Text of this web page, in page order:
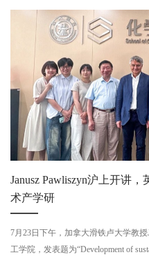
Janusz Pawliszyn沪上开讲
术产学研
7月23日下午，加拿大滑铁卢大学教
工学院，发表题为“Development of